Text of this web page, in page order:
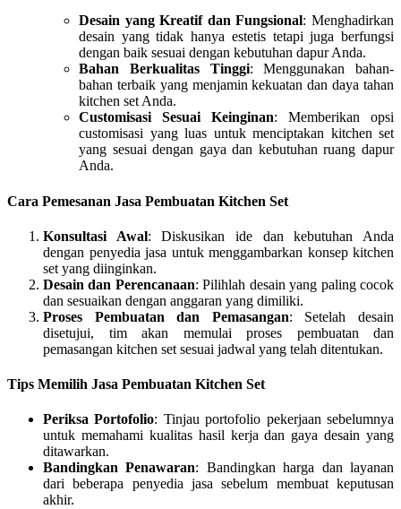
Desain yang Kreatif dan Fungsional: Menghadirkan
desain yang tidak hanya estetis tetapi juga berfungsi
dengan baik sesuai dengan kebutuhan dapur Anda.
Bahan Berkualitas Tinggi: Menggunakan bahan-
bahan terbaik yang menjamin kekuatan dan daya tahan
kitchen set Anda.
Customisasi Sesuai Keinginan: Memberikan opsi
customisasi yang luas untuk menciptakan kitchen set
yang sesuai dengan gaya dan kebutuhan ruang dapur
Anda.
Cara Pemesanan Jasa Pembuatan Kitchen Set
Konsultasi Awal: Diskusikan ide dan kebutuhan Anda
dengan penyedia jasa untuk menggambarkan konsep kitchen
set yang diinginkan.
Desain dan Perencanaan: Pilihlah desain yang paling cocok
dan sesuaikan dengan anggaran yang dimiliki.
Proses Pembuatan dan Pemasangan: Setelah desain
disetujui, tim akan memulai proses pembuatan dan
pemasangan kitchen set sesuai jadwal yang telah ditentukan.
Tips Memilih Jasa Pembuatan Kitchen Set
Periksa Portofolio: Tinjau portofolio pekerjaan sebelumnya
untuk memahami kualitas hasil kerja dan gaya desain yang
ditawarkan.
Bandingkan Penawaran: Bandingkan harga dan layanan
dari beberapa penyedia jasa sebelum membuat keputusan
akhir.